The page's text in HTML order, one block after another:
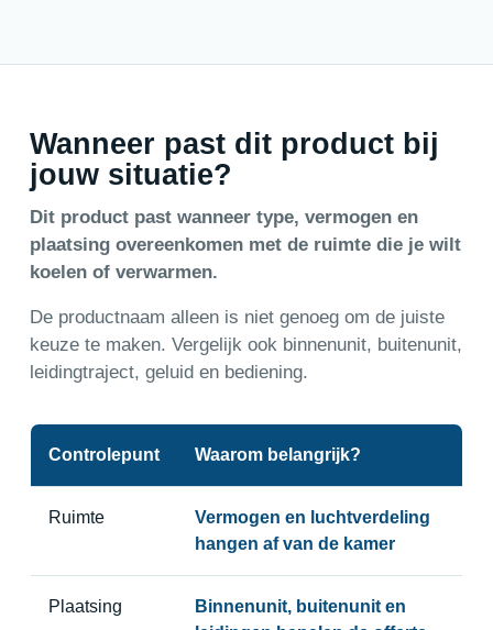
Wanneer past dit product bij
jouw situatie?
Dit product past wanneer type, vermogen en
plaatsing overeenkomen met de ruimte die je wilt
koelen of verwarmen.
De productnaam alleen is niet genoeg om de juiste
keuze te maken. Vergelijk ook binnenunit, buitenunit,
leidingtraject, geluid en bediening.
Controlepunt Waarom belangrijk?
Ruimte
Vermogen en luchtverdeling
hangen af van de kamer
Plaatsing
Binnenunit, buitenunit en